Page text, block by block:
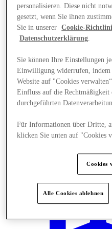
Angebote
personalisieren. Diese nicht
gesetzt, wenn Sie ihnen
Sie in unserer
Cookie-
Datenschutzerklärung.
Sie können Ihre Einstellungen
Einwilligung widerrufen, indem
Website auf "Cookies
Einfluss auf die
durchgeführten
Für Informationen über Dritte,
klicken Sie unten auf "Cookies
Cookies
Alle Cookies ablehnen